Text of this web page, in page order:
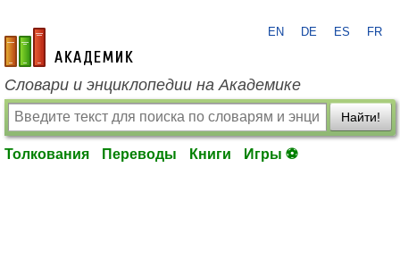
academic.ru
EN DE ES FR
Словари и энциклопедии на Академике
Найти!
Толкования Переводы Книги Игры ⚽